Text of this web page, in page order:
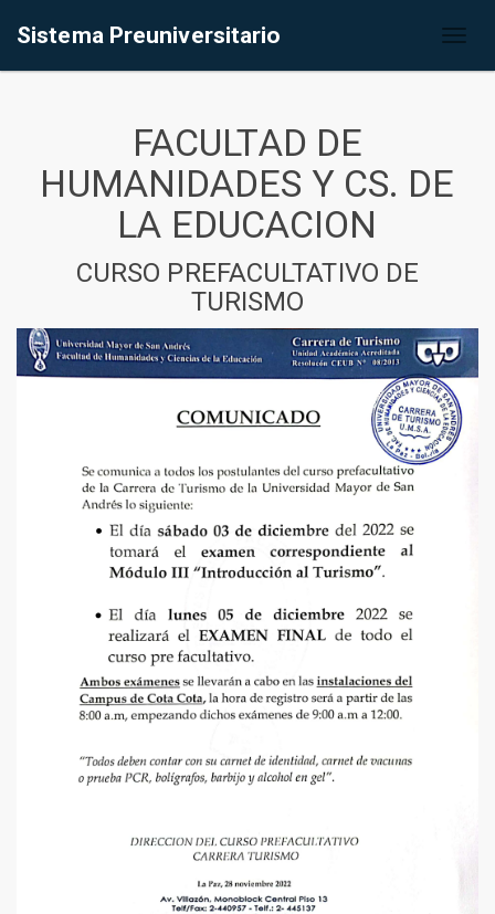
Sistema Preuniversitario
FACULTAD DE
HUMANIDADES Y CS. DE
LA EDUCACION
CURSO PREFACULTATIVO DE
TURISMO